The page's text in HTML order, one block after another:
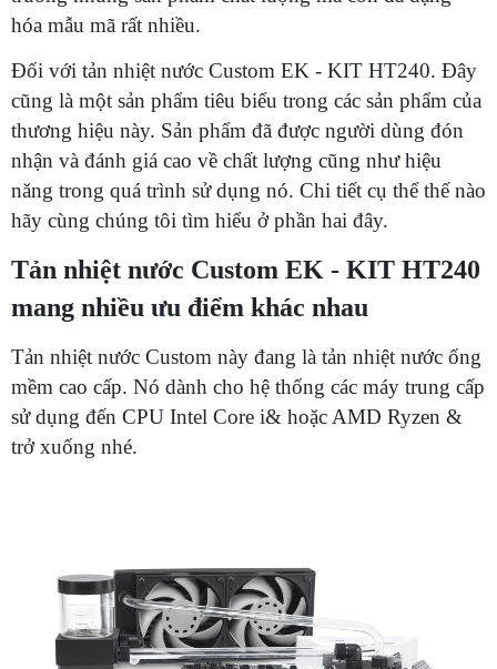
hóa mẫu mã rất nhiều.
Đối với tản nhiệt nước Custom EK - KIT HT240. Đây
cũng là một sản phẩm tiêu biểu trong các sản phẩm của
thương hiệu này. Sản phẩm đã được người dùng đón
nhận và đánh giá cao về chất lượng cũng như hiệu
năng trong quá trình sử dụng nó. Chi tiết cụ thể thế nào
hãy cùng chúng tôi tìm hiểu ở phần hai đây.
Tản nhiệt nước Custom EK - KIT HT240
mang nhiều ưu điểm khác nhau
Tản nhiệt nước Custom này đang là tản nhiệt nước ống
mềm cao cấp. Nó dành cho hệ thống các máy trung cấp
sử dụng đến CPU Intel Core i& hoặc AMD Ryzen &
trở xuống nhé.